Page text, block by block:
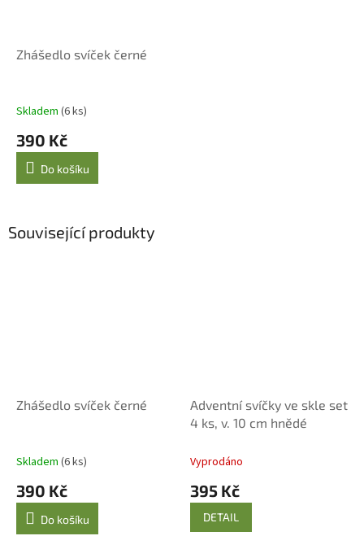
Zhášedlo svíček černé
Skladem (6 ks)
390 Kč
Do košíku
Související produkty
Zhášedlo svíček černé
Skladem (6 ks)
390 Kč
Do košíku
Adventní svíčky ve skle set
4 ks, v. 10 cm hnědé
Vyprodáno
395 Kč
DETAIL